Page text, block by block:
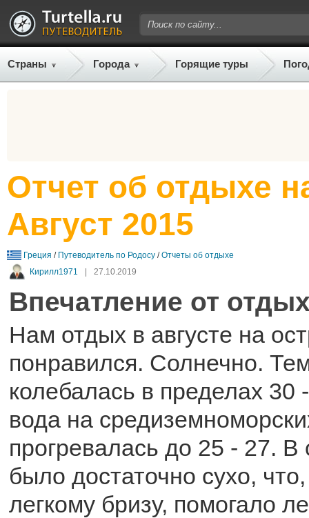
Страны Города Горящие туры
Отчет об отдыхе
Август 2015
Греция / Путеводитель по Родосу /Отчеты об отдыхе
Кирилл1971
| 27.10.2019
Впечатление от
Нам отдых в августе на
понравился. Солнечно.
колебалась в пределах 30
вода на
прогревалась до 25 - 27. В
было достаточно сухо,
легкому бризу, помогало